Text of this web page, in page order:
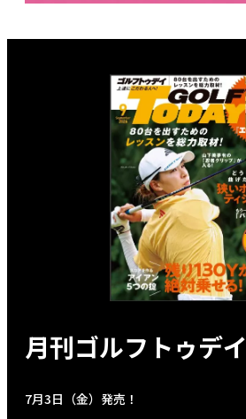
月刊ゴルフトゥデイ
7月3日（金）発売！